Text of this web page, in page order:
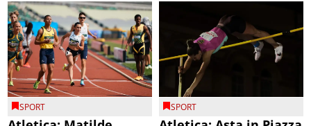
SPORT SPORT